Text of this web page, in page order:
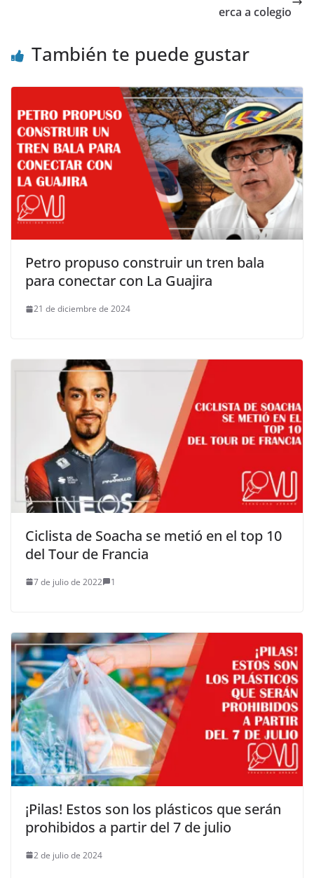
erca a colegio
También te puede gustar
Petro propuso construir un tren bala
para conectar con La Guajira
21 de diciembre de 2024
Ciclista de Soacha se metió en el top 10
del Tour de Francia
7 de julio de 2022 1
¡Pilas! Estos son los plásticos que serán
prohibidos a partir del 7 de julio
2 de julio de 2024